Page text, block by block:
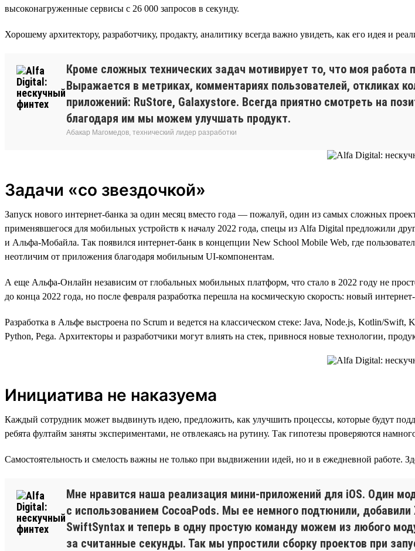
высоконагруженные сервисы с 26 000 запросов в секунду.
Хорошему архитектору, разработчику, продакту, аналитику всегда важно увидеть, как его идея и
Кроме сложных технических задач мотивирует то, что моя работа
Выражается в метриках, комментариях пользователей, откликах
приложений: RuStore, Galaxystore. Всегда приятно смотреть на
благодаря им мы можем улучшать продукт.
Абакар Магомедов, технический лидер разработки
Задачи «со звездочкой»
Запуск нового интернет-банка за один месяц вместо года — пожалуй, один из самых сложных
применявшегося для мобильных устройств к началу 2022 года, спецы из Alfa Digital предложили
и Альфа-Мобайла. Так появился интернет-банк в концепции New School Mobile Web, где
неотличим от приложения благодаря мобильным UI-компонентам.
А еще Альфа-Онлайн независим от глобальных мобильных платформ, что стало в 2022 году не
до конца 2022 года, но после февраля разработка перешла на космическую скорость: новый
Разработка в Альфе выстроена по Scrum и ведется на классическом стеке: Java, Node.js, Kotlin/
Python, Pega. Архитекторы и разработчики могут влиять на стек, привнося новые технологии,
Инициатива не наказуема
Каждый сотрудник может выдвинуть идею, предложить, как улучшить процессы, которые будут
ребята фултайм заняты экспериментами, не отвлекаясь на рутину. Так гипотезы проверяются
Самостоятельность и смелость важны не только при выдвижении идей, но и в ежедневной работе.
Мне нравится наша реализация мини-приложений для iOS. Один
с использованием CocoaPods. Мы ее немного подтюнили,
SwiftSyntax и теперь в одну простую команду можем из любого
за считанные секунды. Так мы упростили сборку проектов при